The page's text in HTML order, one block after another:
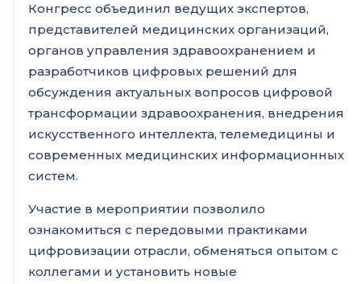
Конгресс объединил ведущих экспертов,
представителей медицинских организаций,
органов управления здравоохранением и
разработчиков цифровых решений для
обсуждения актуальных вопросов цифровой
трансформации здравоохранения, внедрения
искусственного интеллекта, телемедицины и
современных медицинских информационных
систем.
Участие в мероприятии позволило
ознакомиться с передовыми практиками
цифровизации отрасли, обменяться опытом с
коллегами и установить новые